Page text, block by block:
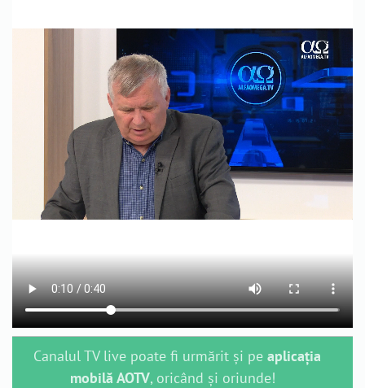
Canalul TV live poate fi urmărit și pe aplicația
mobilă AOTV, oricând și oriunde!